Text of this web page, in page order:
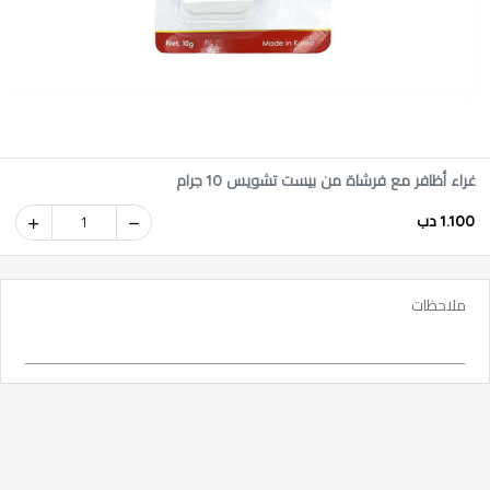
غراء أظافر مع فرشاة من بيست تشويس 10 جرام
1.100 دب 1
ملاحظات